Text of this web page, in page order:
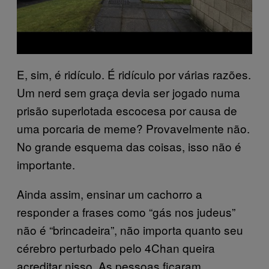
E, sim, é ridículo. É ridículo por várias razões.
Um nerd sem graça devia ser jogado numa
prisão superlotada escocesa por causa de
uma porcaria de meme? Provavelmente não.
No grande esquema das coisas, isso não é
importante.
Ainda assim, ensinar um cachorro a
responder a frases como “gás nos judeus”
não é “brincadeira”, não importa quanto seu
cérebro perturbado pelo 4Chan queira
acreditar nisso. As pessoas ficaram